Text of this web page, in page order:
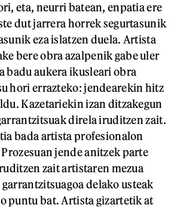
eta, neurri batean, enpatia ere
dut jarrera horrek segurtasunik
eza islatzen duela. Artista
bere obra azalpenik gabe uler
badu aukera ikusleari obra
hori errazteko: jendearekin hitz
Kazetariekin izan ditzakegun
direla iruditzen zait.
bada artista profesionalon
jende anitzek parte
zait artistaren mezua
delako usteak
puntu bat. Artista gizartetik at